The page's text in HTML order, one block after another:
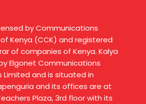
by Communications
Kenya (CCK) and registered
of companies of Kenya. Kalya
Elgonet Communications
Limited and is situated in
and its offices are at
Plaza, 3rd floor with its